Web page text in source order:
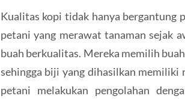
Kualitas kopi tidak hanya bergantung
petani yang merawat tanaman sejak
buah berkualitas. Mereka memilih
sehingga biji yang dihasilkan memiliki
petani melakukan pengolahan